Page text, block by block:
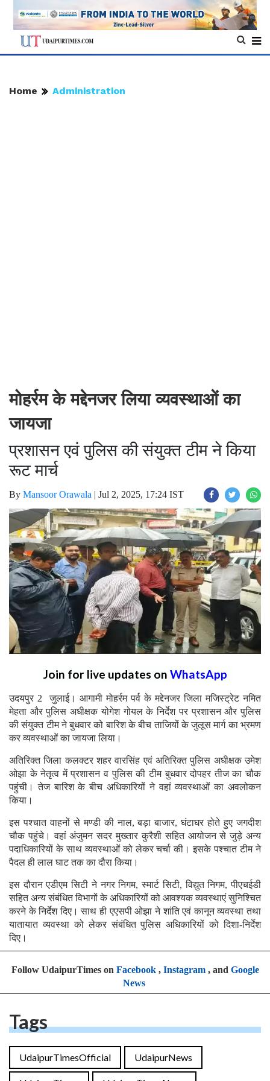
Home Administration
मोहर्रम के मद्देनजर लिया व्यवस्थाओं का
जायजा
प्रशासन एवं पुलिस की संयुक्त टीम ने किया
रूट मार्च
By Mansoor Orawala | Jul 2, 2025, 17:24 IST
Join for live updates on WhatsApp
उदयपुर 2 जुलाई। आगामी मोहर्रम पर्व के मद्देनजर जिला मजिस्ट्रेट नमित
मेहता और पुलिस अधीक्षक योगेश गोयल के निर्देश पर प्रशासन और पुलिस
की संयुक्त टीम ने बुधवार को बारिश के बीच ताजियों के जुलूस मार्ग का भ्रमण
कर व्यवस्थाओं का जायजा लिया।
अतिरिक्त जिला कलक्टर शहर वारसिंह एवं अतिरिक्त पुलिस अधीक्षक उमेश
ओझा के नेतृत्व में प्रशासन व पुलिस की टीम बुधवार दोपहर तीज का चौक
पहुंची। तेज बारिश के बीच अधिकारियों ने वहां व्यवस्थाओं का अवलोकन
किया।
इस पश्चात वाहनों से मण्डी की नाल, बड़ा बाजार, घंटाघर होते हुए जगदीश
चौक पहुंचे। वहां अंजुमन सदर मुख्तार कुरैशी सहित आयोजन से जुड़े अन्य
पदाधिकारियों के साथ व्यवस्थाओं को लेकर चर्चा की। इसके पश्चात टीम ने
पैदल ही लाल घाट तक का दौरा किया।
इस दौरान एडीएम सिटी ने नगर निगम, स्मार्ट सिटी, विद्युत निगम, पीएचईडी
सहित अन्य संबंधित विभागों के अधिकारियों को आवश्यक व्यवस्थाएं सुनिश्चित
करने के निर्देश दिए। साथ ही एएसपी ओझा ने शांति एवं कानून व्यवस्था तथा
यातायात व्यवस्था को लेकर संबंधित पुलिस अधिकारियों को दिशा-निर्देश
दिए।
Follow UdaipurTimes on Facebook, Instagram, and Google
News
Tags
UdaipurTimesOfficial UdaipurNews